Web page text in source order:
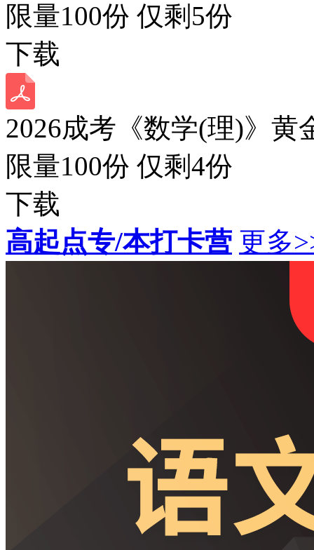
限量100份 仅剩 5份
下载
2026成考《数学(理)》黄
限量100份 仅剩4份
下载
高起点专/本打卡营 更多